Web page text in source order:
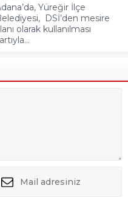
Yüreğir İlçe
DSİ’den mesire
olarak kullanılması